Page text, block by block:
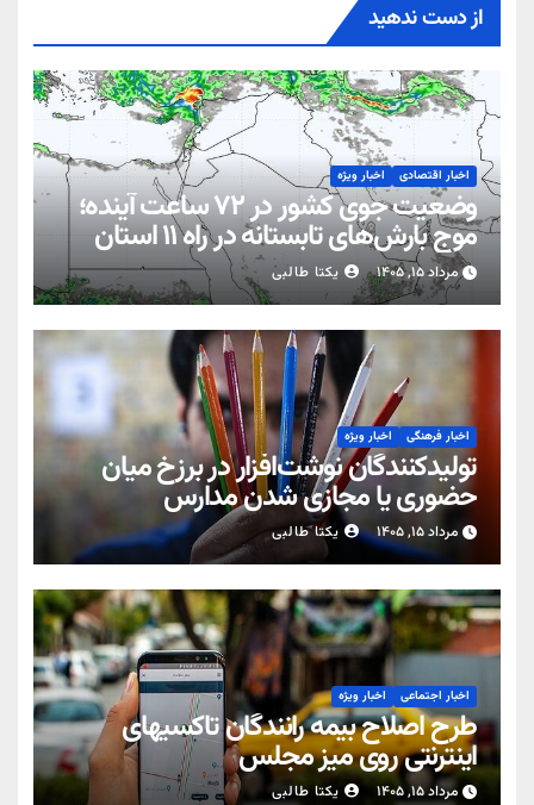
از دست ندهید
اخبار اقتصادی اخبار ویژه
وضعیت جوی کشور در ۷۲ ساعت آینده؛
موج بارش‌های تابستانه در راه ۱۱ استان
مرداد ۱۵, ۱۴۰۵ یکتا طالبی
اخبار فرهنگی اخبار ویژه
تولیدکنندگان نوشت‌افزار در برزخ میان
حضوری یا مجازی شدن مدارس
مرداد ۱۵, ۱۴۰۵ یکتا طالبی
اخبار اجتماعی اخبار ویژه
طرح اصلاح بیمه رانندگان تاکسیهای
اینترنتی روی میز مجلس
مرداد ۱۵, ۱۴۰۵ یکتا طالبی